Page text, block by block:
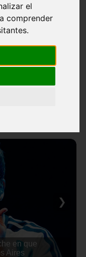
el
comprender
en que
Aires
❯